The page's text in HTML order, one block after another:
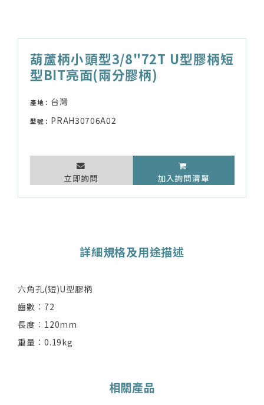
葫蘆柄小頭型3/8"72T U型膠柄短
型BIT亮面(兩分膠柄)
產地： 台灣
型號： PRAH30706A02
立即詢問 加入詢問清單
詳細規格及用途描述
六角孔(短)U型膠柄
齒數︰72
長度︰120mm
重量︰0.19kg
相關產品